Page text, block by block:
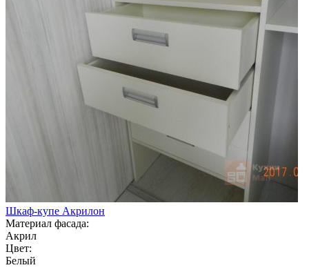
Шкаф-купе Акрилон
Материал фасада:
Акрил
Цвет:
Белый